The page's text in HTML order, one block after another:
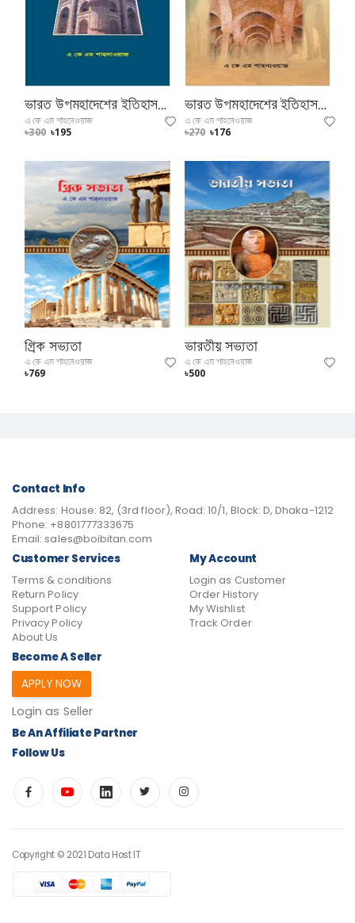
ভারত উপমহাদেশের ইতিহাস [মধ্যযুগ] মোগল পর্ব
এ কে এম শাহনেওয়াজ
৳300 ৳195
ভারত উপমহাদেশের ইতিহাস [মধ্যযুগ] সুলতানি পর্ব
এ কে এম শাহনেওয়াজ
৳270 ৳176
গ্রিক সভ্যতা
এ কে এম শাহনেওয়াজ
৳769
ভারতীয় সভ্যতা
এ কে এম শাহনেওয়াজ
৳500
Contact Info
Address: House: 82, (3rd floor), Road: 10/1, Block: D, Dhaka-1212
Phone: +8801777333675
Email: sales@boibitan.com
Customer Services
Terms & conditions
Return Policy
Support Policy
Privacy Policy
About Us
My Account
Login as Customer
Order History
My Wishlist
Track Order
Become A Seller
APPLY NOW
Login as Seller
Be An Affiliate Partner
Follow Us
Copyright © 2021 Data Host IT